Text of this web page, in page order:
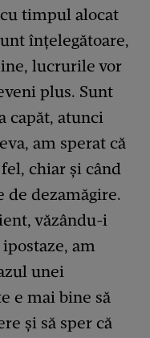
timpul alocat
înțelegătoare,
lucrurile vor
plus. Sunt
capăt, atunci
am sperat că
chiar și când
de dezamăgire.
văzându-i
am
unei
e mai bine să
și să sper că